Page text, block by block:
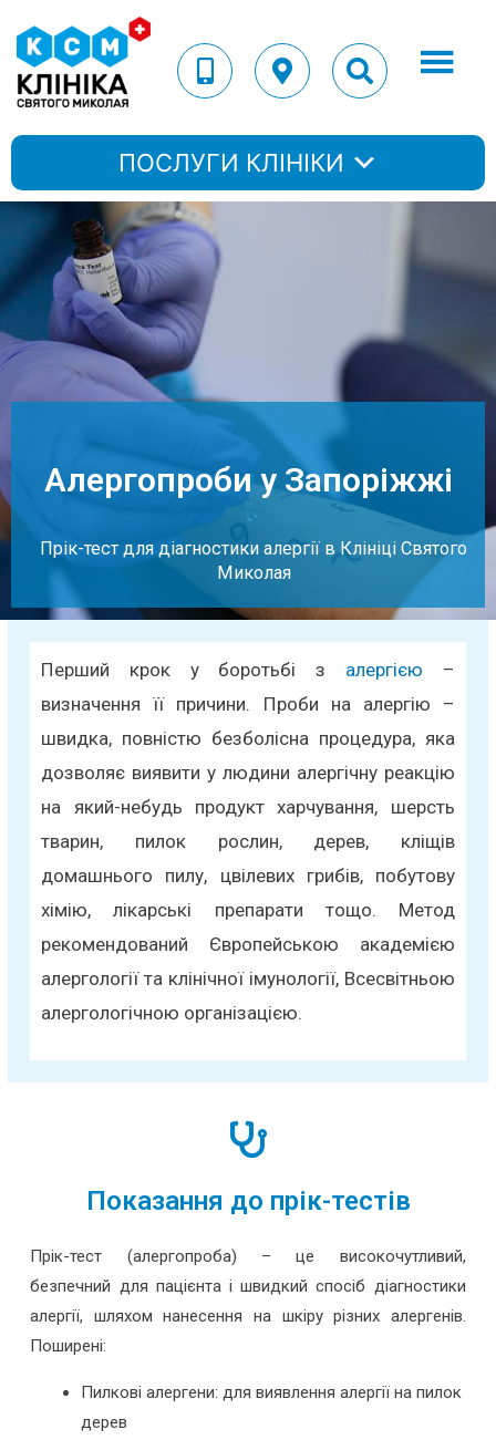
ПОСЛУГИ КЛІНІКИ
Алергопроби у Запоріжжі
Прік-тест для діагностики алергії в Клініці Святого
Миколая
Перший крок у боротьбі з алергією –
визначення її причини. Проби на алергію –
швидка, повністю безболісна процедура, яка
дозволяє виявити у людини алергічну реакцію
на який-небудь продукт харчування, шерсть
тварин, пилок рослин, дерев, кліщів
домашнього пилу, цвілевих грибів, побутову
хімію, лікарські препарати тощо. Метод
рекомендований Європейською академією
алергології та клінічної імунології, Всесвітньою
алергологічною організацією.
Показання до прік-тестів
Прік-тест (алергопроба) – це високочутливий,
безпечний для пацієнта і швидкий спосіб діагностики
алергії, шляхом нанесення на шкіру різних алергенів.
Поширені:
Пилкові алергени: для виявлення алергії на пилок
дерев